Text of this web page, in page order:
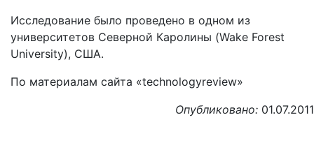
Исследование было проведено в одном из
университетов Северной Каролины (Wake Forest
University), США.
По материалам сайта «technologyreview»
Опубликовано: 01.07.2011